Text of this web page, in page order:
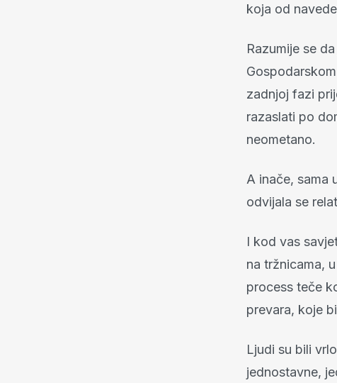
koja od
Razumije se
zadnjoj fazi
razaslati po
neometano.
A inače, sama
odvijala se
I kod vas
na tržnicama,
process teče
prevara, koje
Ljudi su bili
jednostavne,